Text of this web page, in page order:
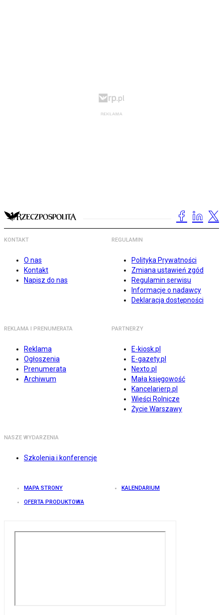
KONTAKT
O nas
Kontakt
Napisz do nas
REGULAMIN
Polityka Prywatności
Zmiana ustawień zgód
Regulamin serwisu
Informacje o nadawcy
Deklaracja dostępności
REKLAMA I PRENUMERATA
Reklama
Ogłoszenia
Prenumerata
Archiwum
PARTNERZY
E-kiosk.pl
E-gazety.pl
Nexto.pl
Mała księgowość
Kancelarierp.pl
Wieści Rolnicze
Życie Warszawy
NASZE WYDARZENIA
Szkolenia i konferencje
MAPA STRONY KALENDARIUM
OFERTA PRODUKTOWA